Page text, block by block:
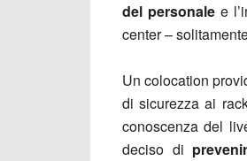
del personalee
center –
Un colocation
di sicurezza ai
conoscenza del
deciso di